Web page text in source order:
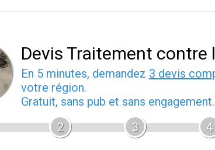
Devis Traitement contre
En 5 minutes, demandez 3 devis
votre région.
Gratuit, sans pub et sans engagement.
2 3 4